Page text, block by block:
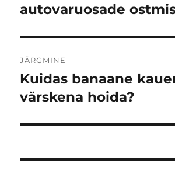
postitus:
autovaruosade
JÄRGMINE
Järgmine
postitus:
Kuidas banaane
värskena hoida?